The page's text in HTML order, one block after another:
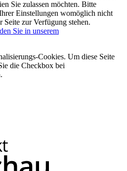
Sie zulassen möchten. Bitte
Einstellungen womöglich nicht
Seite zur Verfügung stehen.
Sie in unserem
Cookies. Um diese Seite
die Checkbox bei